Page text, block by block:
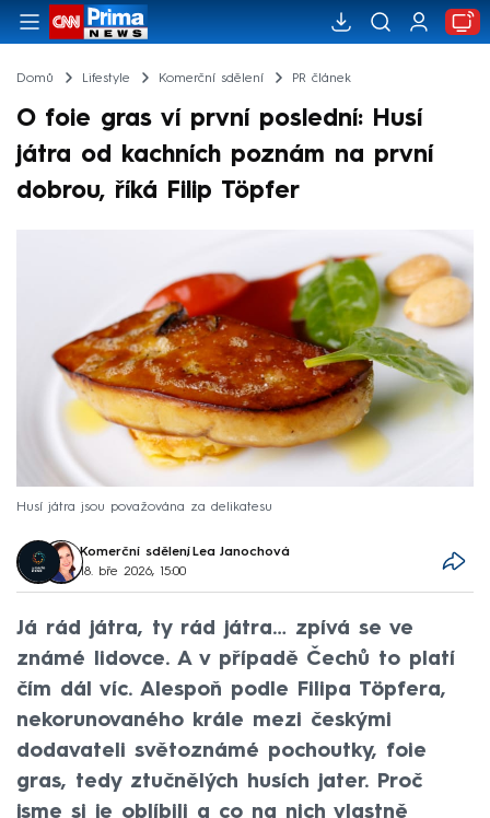
Domů Lifestyle Komerční sdělení PR článek
O foie gras ví první poslední: Husí
játra od kachních poznám na první
dobrou, říká Filip Töpfer
Husí játra jsou považována za delikatesu
Komerční sdělení, Lea Janochová
18. bře 2026, 15:00
Já rád játra, ty rád játra… zpívá se ve
známé lidovce. A v případě Čechů to platí
čím dál víc. Alespoň podle Filipa Töpfera,
nekorunovaného krále mezi českými
dodavateli světoznámé pochoutky, foie
gras, tedy ztučnělých husích jater. Proč
jsme si je oblíbili a co na nich vlastně